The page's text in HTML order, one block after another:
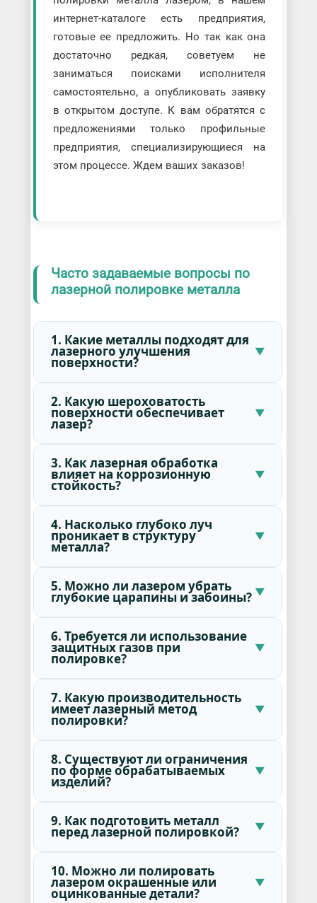
интернет-каталоге есть предприятия,
готовые ее предложить. Но так как она
достаточно редкая, советуем не
заниматься поисками исполнителя
самостоятельно, а опубликовать заявку
в открытом доступе. К вам обратятся с
предложениями только профильные
предприятия, специализирующиеся на
этом процессе. Ждем ваших заказов!
Часто задаваемые вопросы по
лазерной полировке металла
1. Какие металлы подходят для
лазерного улучшения
поверхности?
2. Какую шероховатость
поверхности обеспечивает
лазер?
3. Как лазерная обработка
влияет на коррозионную
стойкость?
4. Насколько глубоко луч
проникает в структуру
металла?
5. Можно ли лазером убрать
глубокие царапины и забоины?
6. Требуется ли использование
защитных газов при
полировке?
7. Какую производительность
имеет лазерный метод
полировки?
8. Существуют ли ограничения
по форме обрабатываемых
изделий?
9. Как подготовить металл
перед лазерной полировкой?
10. Можно ли полировать
лазером окрашенные или
оцинкованные детали?